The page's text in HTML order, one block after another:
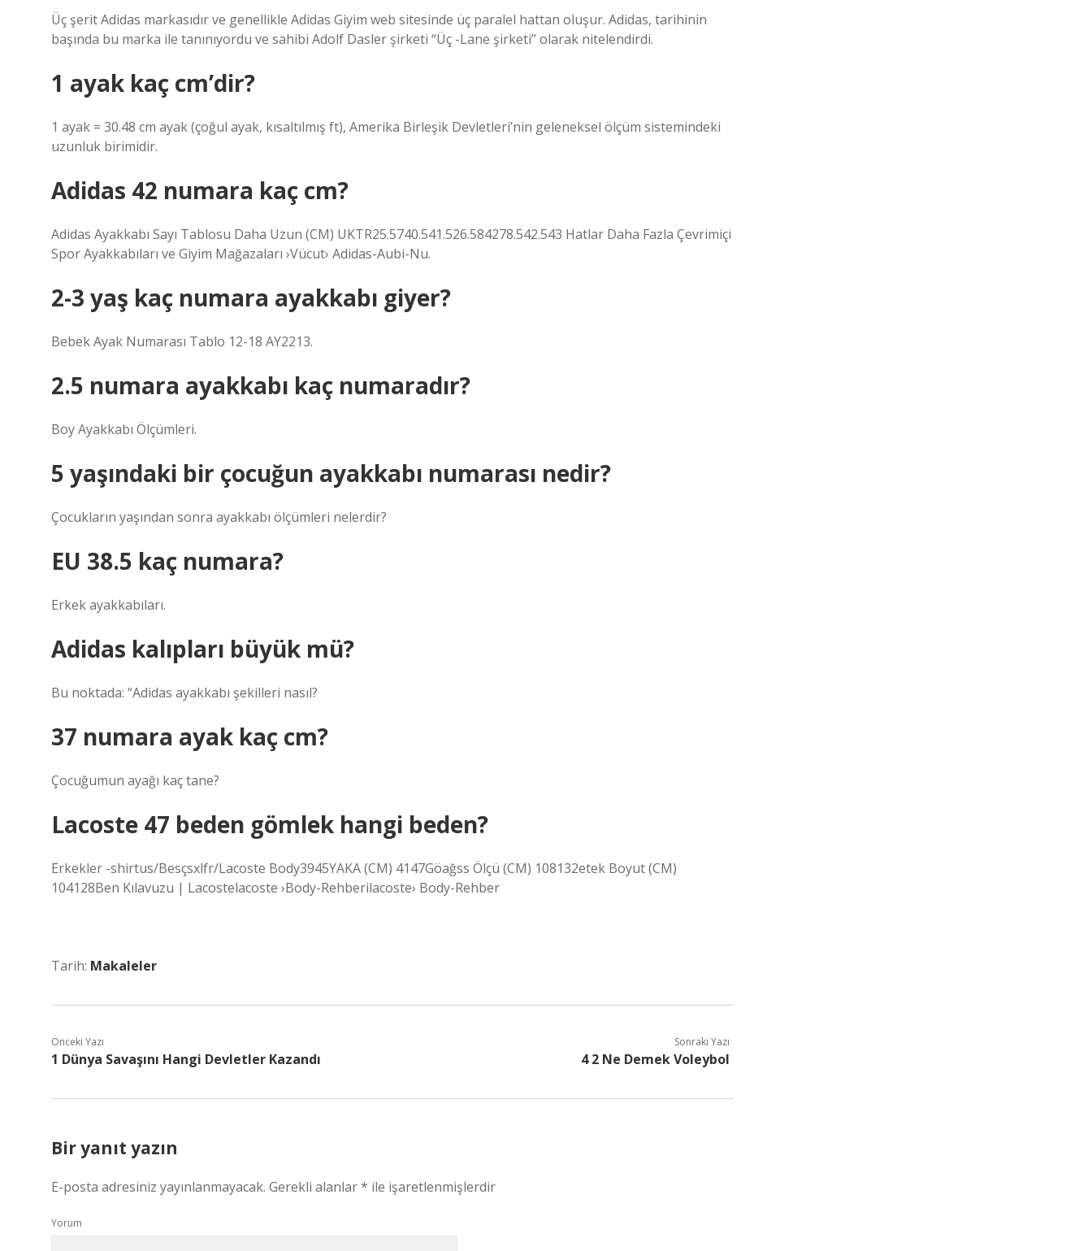
Üç şerit Adidas markasıdır ve genellikle Adidas Giyim web sitesinde üç paralel hattan oluşur. Adidas, tarihinin
başında bu marka ile tanınıyordu ve sahibi Adolf Dasler şirketi “Üç -Lane şirketi” olarak nitelendirdi.
1 ayak kaç cm’dir?
1 ayak = 30.48 cm ayak (çoğul ayak, kısaltılmış ft), Amerika Birleşik Devletleri’nin geleneksel ölçüm sistemindeki
uzunluk birimidir.
Adidas 42 numara kaç cm?
Adidas Ayakkabı Sayı Tablosu Daha Uzun (CM) UKTR25.5740.541.526.584278.542.543 Hatlar Daha Fazla Çevrimiçi
Spor Ayakkabıları ve Giyim Mağazaları ›Vücut› Adidas-Aubi-Nu.
2-3 yaş kaç numara ayakkabı giyer?
Bebek Ayak Numarası Tablo 12-18 AY2213.
2.5 numara ayakkabı kaç numaradır?
Boy Ayakkabı Ölçümleri.
5 yaşındaki bir çocuğun ayakkabı numarası nedir?
Çocukların yaşından sonra ayakkabı ölçümleri nelerdir?
EU 38.5 kaç numara?
Erkek ayakkabıları.
Adidas kalıpları büyük mü?
Bu noktada: “Adidas ayakkabı şekilleri nasıl?
37 numara ayak kaç cm?
Çocuğumun ayağı kaç tane?
Lacoste 47 beden gömlek hangi beden?
Erkekler -shirtus/Besçsxlfr/Lacoste Body3945YAKA (CM) 4147Göağss Ölçü (CM) 108132etek Boyut (CM)
104128Ben Kılavuzu | Lacostelacoste ›Body-Rehberilacoste› Body-Rehber
Tarih: Makaleler
Önceki Yazı
1 Dünya Savaşını Hangi Devletler Kazandı
Sonraki Yazı
4 2 Ne Demek Voleybol
Bir yanıt yazın
E-posta adresiniz yayınlanmayacak. Gerekli alanlar* ile işaretlenmişlerdir
Yorum